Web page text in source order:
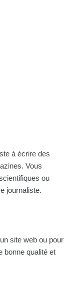
à écrire des
Vous
ou
journaliste.
site web ou pour
bonne qualité et